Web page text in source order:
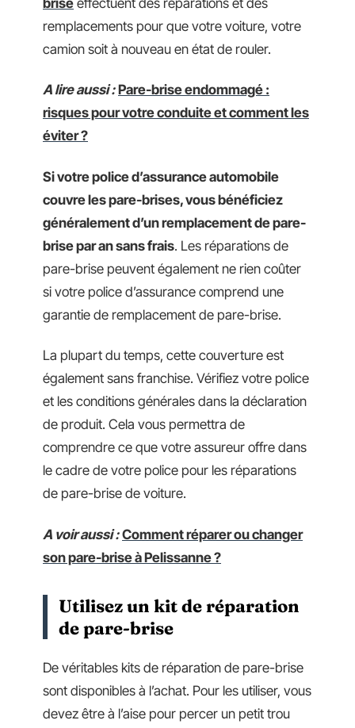
remplacements pour que votre voiture, votre
camion soit à nouveau en état de rouler.
A lire aussi : Pare-brise endommagé :
risques pour votre conduite et comment les
éviter ?
Si votre police d’assurance automobile
couvre les pare-brises, vous bénéficiez
généralement d’un remplacement de pare-
brise par an sans frais. Les réparations de
pare-brise peuvent également ne rien coûter
si votre police d’assurance comprend une
garantie de remplacement de pare-brise.
La plupart du temps, cette couverture est
également sans franchise. Vérifiez votre police
et les conditions générales dans la déclaration
de produit. Cela vous permettra de
comprendre ce que votre assureur offre dans
le cadre de votre police pour les réparations
de pare-brise de voiture.
A voir aussi : Comment réparer ou changer
son pare-brise à Pelissanne ?
Utilisez un kit de réparation
de pare-brise
De véritables kits de réparation de pare-brise
sont disponibles à l’achat. Pour les utiliser, vous
devez être à l’aise pour percer un petit trou